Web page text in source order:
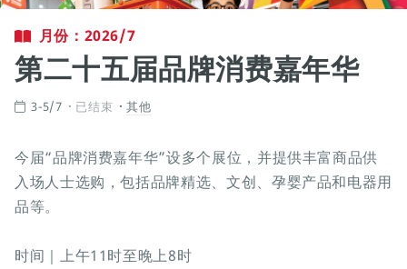
月份：2026/7
第二十五届品牌消费嘉年华
3-5/7 已结束 其他
今届“品牌消费嘉年华”设多个展位，并提供丰富商品供
入场人士选购，包括品牌精选、文创、孕婴产品和电器用
品等。
时间｜上午11时至晚上8时